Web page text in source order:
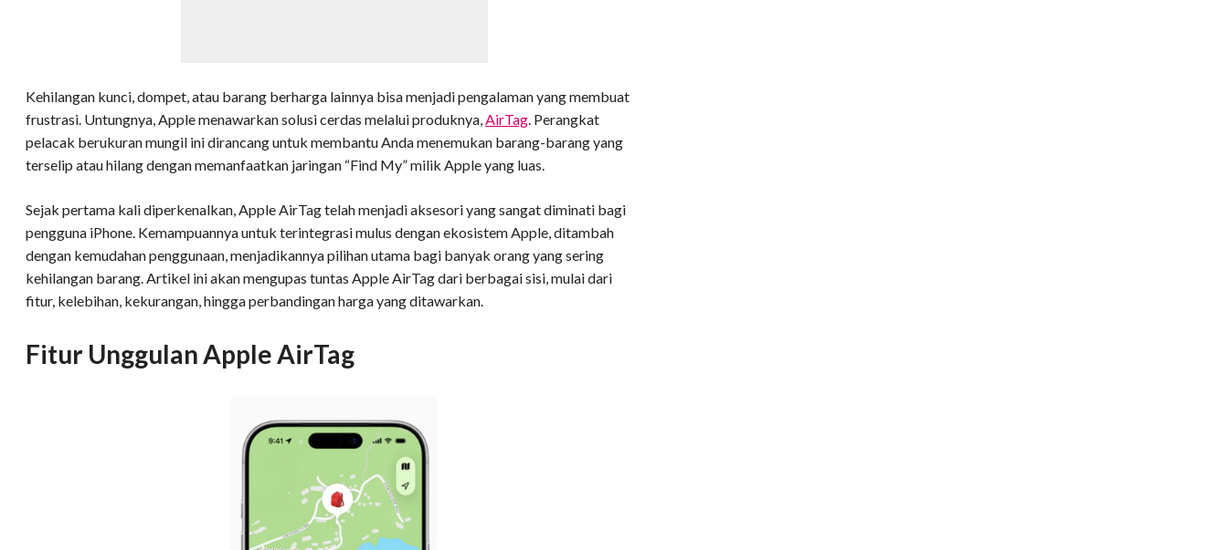
Kehilangan kunci, dompet, atau barang berharga lainnya bisa menjadi pengalaman yang membuat
frustrasi. Untungnya, Apple menawarkan solusi cerdas melalui produknya, AirTag . Perangkat
pelacak berukuran mungil ini dirancang untuk membantu Anda menemukan barang-barang yang
terselip atau hilang dengan memanfaatkan jaringan “Find My” milik Apple yang luas.
Sejak pertama kali diperkenalkan, Apple AirTag telah menjadi aksesori yang sangat diminati bagi
pengguna iPhone. Kemampuannya untuk terintegrasi mulus dengan ekosistem Apple, ditambah
dengan kemudahan penggunaan, menjadikannya pilihan utama bagi banyak orang yang sering
kehilangan barang. Artikel ini akan mengupas tuntas Apple AirTag dari berbagai sisi, mulai dari
fitur, kelebihan, kekurangan, hingga perbandingan harga yang ditawarkan.
Fitur Unggulan Apple AirTag